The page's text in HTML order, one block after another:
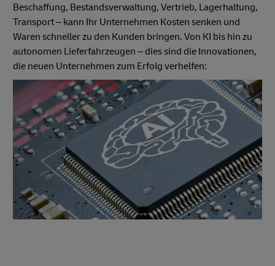
Beschaffung, Bestandsverwaltung, Vertrieb, Lagerhaltung,
Transport – kann Ihr Unternehmen Kosten senken und
Waren schneller zu den Kunden bringen. Von KI bis hin zu
autonomen Lieferfahrzeugen – dies sind die Innovationen,
die neuen Unternehmen zum Erfolg verhelfen: